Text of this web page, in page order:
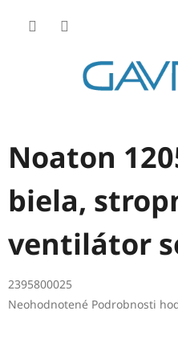
Noaton
biela,
ventilátor
2395800025
Priemerné
Neohodnotené Podrobnosti